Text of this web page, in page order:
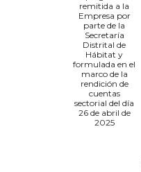
remitida a la
Empresa por
parte de la
Secretaría
Distrital de
Hábitat y
formulada en el
marco de la
rendición de
cuentas
sectorial del día
26 de abril de
2025